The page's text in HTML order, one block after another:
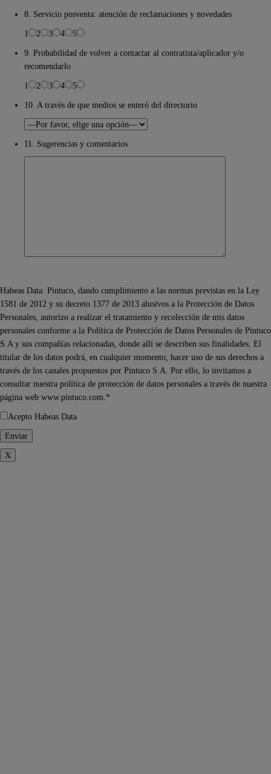
8. Servicio posventa: atención de reclamaciones y novedades
1
2 3 4
5
9. Probabilidad de volver a contactar al contratista/aplicador y/o
recomendarlo
1
2 3 4
5
10. A través de que medios se enteró del directorio
11. Sugerencias y comentarios
Habeas Data: Pintuco, dando cumplimiento a las normas previstas en la Ley
1581 de 2012 y su decreto 1377 de 2013 alusivos a la Protección de Datos
Personales, autorizo a realizar el tratamiento y recolección de mis datos
personales conforme a la Política de Protección de Datos Personales de Pintuco
S.A y sus compañías relacionadas, donde allí se describen sus finalidades. El
titular de los datos podrá, en cualquier momento, hacer uso de sus derechos a
través de los canales propuestos por Pintuco S.A. Por ello, lo invitamos a
consultar nuestra política de protección de datos personales a través de nuestra
página web www.pintuco.com.*
Acepto Habeas Data
X